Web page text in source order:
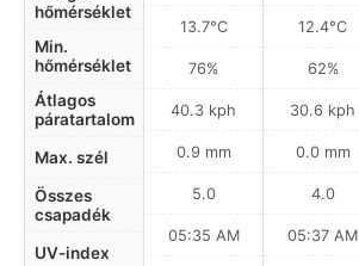
hőmérséklet
Min.
hőmérséklet
Átlagos
páratartalom
Max. szél
Összes
csapadék
UV-index
13.7°C
76%
40.3 kph
0.9 mm
5.0
05:35 AM
12.4°C
62%
30.6 kph
0.0 mm
4.0
05:37 AM